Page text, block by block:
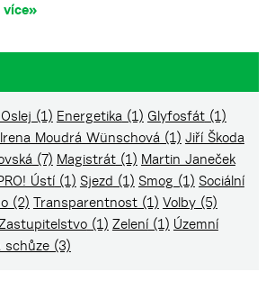
více»
(1) Energetika(1) Glyfosfát(1)
Irena Moudrá Wünschová(1) Jiří Škoda
(7) Magistrát(1) Martin Janeček
Ústí(1) Sjezd (1) Smog (1) Sociální
(2) Transparentnost(1) Volby(5)
(1) Zelení(1) Územní
schůze(3)